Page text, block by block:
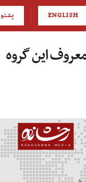
ENGLISH پشتو
این گروه